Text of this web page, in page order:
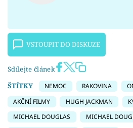
VSTOUPIT DO DISKUZE
Sdílejte článek
ŠTÍTKY
NEMOC RAKOVINA
AKČNÍ FILMY
HUGH JACKMAN
MICHAEL DOUGLAS
MICHAEL